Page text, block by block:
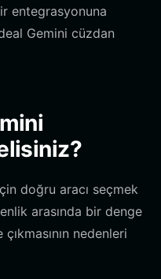
entegrasyonuna
Gemini cüzdan
doğru aracı seçmek
arasında bir denge
nedenleri